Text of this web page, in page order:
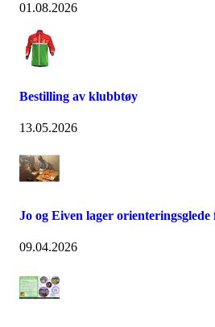
01.08.2026
Bestilling av klubbtøy
13.05.2026
Jo og Eiven lager orienteringsglede
09.04.2026